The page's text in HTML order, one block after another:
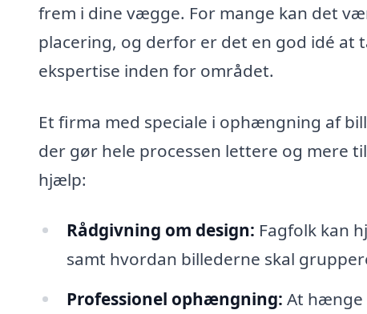
frem i dine vægge. For mange kan det
placering, og derfor er det en god idé at
ekspertise inden for området.
Et firma med speciale i ophængning af
der gør hele processen lettere og mere
hjælp:
Rådgivning om design: Fagfolk kan
samt hvordan billederne skal
Professionel ophængning: At hænge